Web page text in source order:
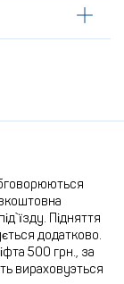
Підняття
додатково.
500 грн., за
вираховуэться